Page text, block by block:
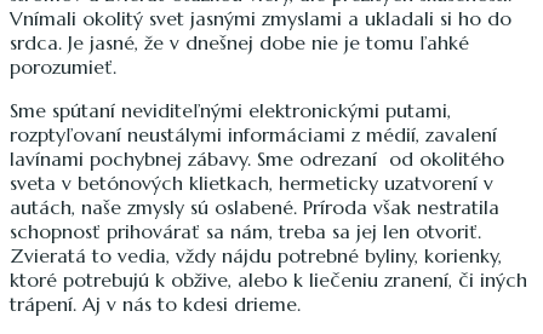
Vnímali okolitý svet jasnými zmyslami a ukladali si ho do
srdca. Je jasné, že v dnešnej dobe nie je tomu ľahké
porozumieť.
Sme spútaní neviditeľnými elektronickými putami,
rozptyľovaní neustálymi informáciami z médií, zavalení
lavínami pochybnej zábavy. Sme odrezaní od okolitého
sveta v betónových klietkach, hermeticky uzatvorení v
autách, naše zmysly sú oslabené. Príroda však nestratila
schopnosť prihovárať sa nám, treba sa jej len otvoriť.
Zvieratá to vedia, vždy nájdu potrebné byliny, korienky,
ktoré potrebujú k obžive, alebo k liečeniu zranení, či iných
trápení. Aj v nás to kdesi drieme.